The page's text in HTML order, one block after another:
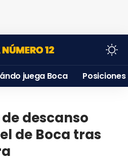
juega Boca Posiciones
descanso
de Boca tras